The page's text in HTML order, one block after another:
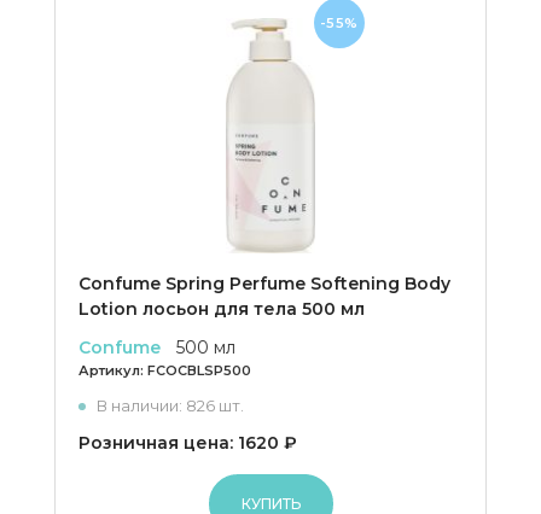
Confume Spring Perfume Softening Body
Lotion лосьон для тела 500 мл
Confume
500 мл
Артикул: FCOCBLSP500
В наличии: 826 шт.
Розничная цена: 1620 ₽
КУПИТЬ
-55%